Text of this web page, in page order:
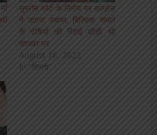
सुप्रीम कोर्ट के निर्णय पर कांग्रेस
ने उठाया सवाल, बिल्किश मामले
के दोषियों की रिहाई छोड़ी थी
सरकार पर
August 16, 2022
In "दिल्ली"